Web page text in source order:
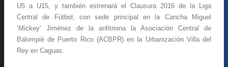
U5 a U15, y también estrenará el Clausura 2016 de la Liga
Central de Fútbol, con sede principal en la Cancha Miguel
‘Mickey’ Jiménez de la anfitriona la Asociación Central de
Balompié de Puerto Rico (ACBPR) en la Urbanización Villa del
Rey en Caguas.